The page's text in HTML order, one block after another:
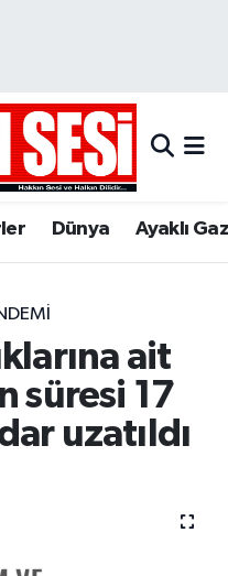
Dünya Ayaklı
ait
süresi 17
uzatıldı